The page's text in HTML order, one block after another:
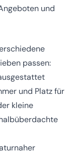
und
passen:
und Platz für
kleine